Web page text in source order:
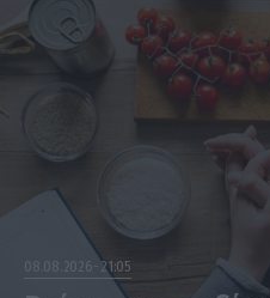
08.08.2026 21:05